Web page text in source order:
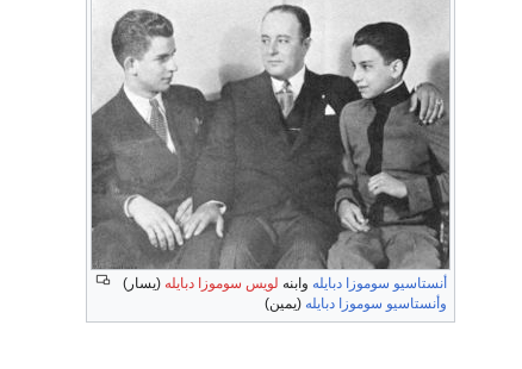
أنستاسيو سوموزا دبايله وابنه لويس سوموزا دبايله (يسار)
وأنستاسيو سوموزا دبايله (يمين)